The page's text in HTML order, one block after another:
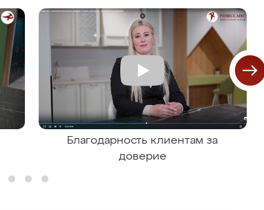
Благодарность клиентам за
доверие